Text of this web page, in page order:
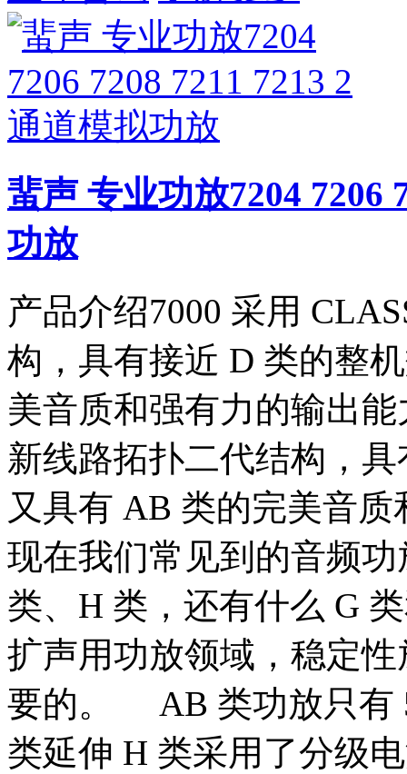
蜚声 专业功放7204 7206
功放
产品介绍7000 采用
构，具有接近 D 类的整
美音质和强有力的输出
新线路拓扑二代结构，
又具有 AB 类的完美音
现在我们常见到的音频
类、H 类，还有什么 G
扩声用功放领域，稳定
要的。 AB 类功放只有
类延伸 H 类采用了分级